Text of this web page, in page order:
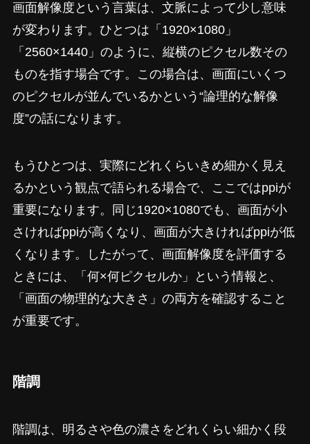
画面解像度という言葉は、文脈によって少し意味
が変わります。ひとつは「1920×1080」
「2560×1440」のように、縦横のピクセル数その
ものを指す場合です。この場合は、画面にいくつ
のピクセルが並んでいるかという“論理的な解像
度”の話になります。
もうひとつは、実際にどれくらいきめ細かく見え
るかという観点で語られる場合で、ここではppiが
重要になります。同じ1920×1080でも、画面が小
さければppiが高くなり、画面が大きければppiが低
くなります。したがって、画面解像度を評価する
ときには、「何×何ピクセルか」という情報と、
「画面の物理的な大きさ」の両方を確認すること
が重要です。
階調
階調は、明るさや色の濃さをどれくらい細かく段